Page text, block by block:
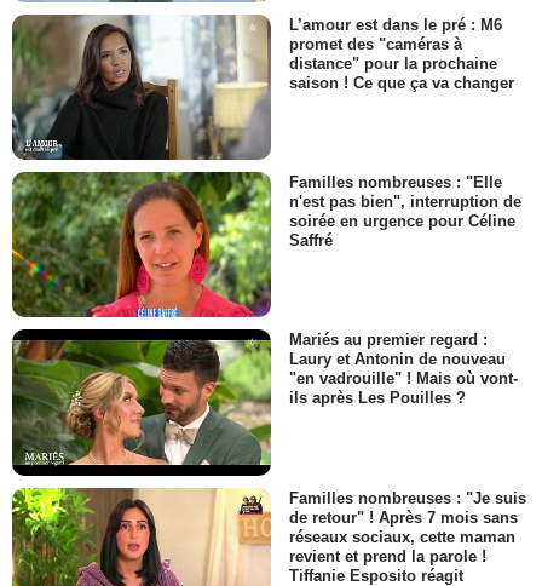
L’amour est dans le pré : M6
promet des "caméras à
distance" pour la prochaine
saison ! Ce que ça va changer
Familles nombreuses : "Elle
n'est pas bien", interruption de
soirée en urgence pour Céline
Saffré
Mariés au premier regard :
Laury et Antonin de nouveau
"en vadrouille" ! Mais où vont-
ils après Les Pouilles ?
Familles nombreuses : "Je suis
de retour" ! Après 7 mois sans
réseaux sociaux, cette maman
revient et prend la parole !
Tiffanie Esposito réagit